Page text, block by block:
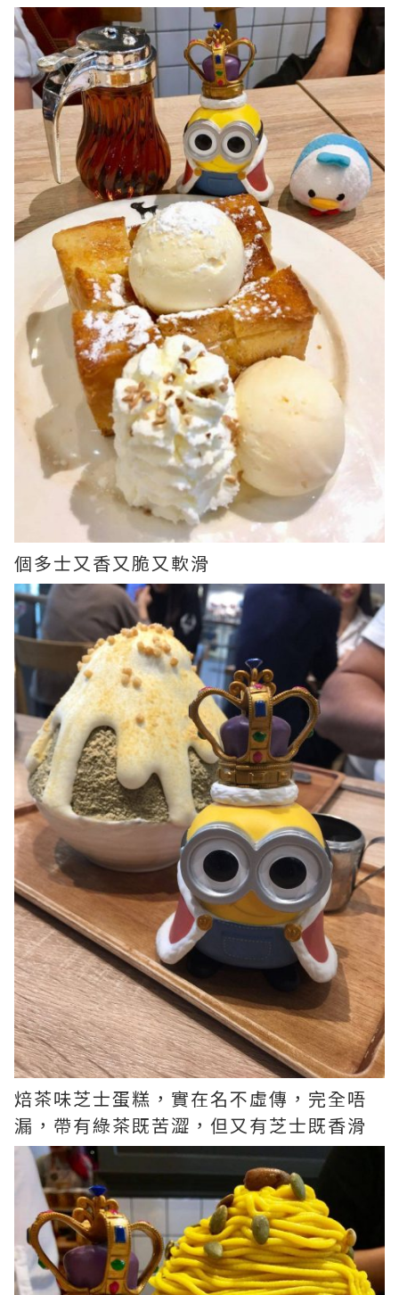
個多士又香又脆又軟滑
焙茶味芝士蛋糕，實在名不虛傳，完全唔
漏，帶有綠茶既苦澀，但又有芝士既香滑